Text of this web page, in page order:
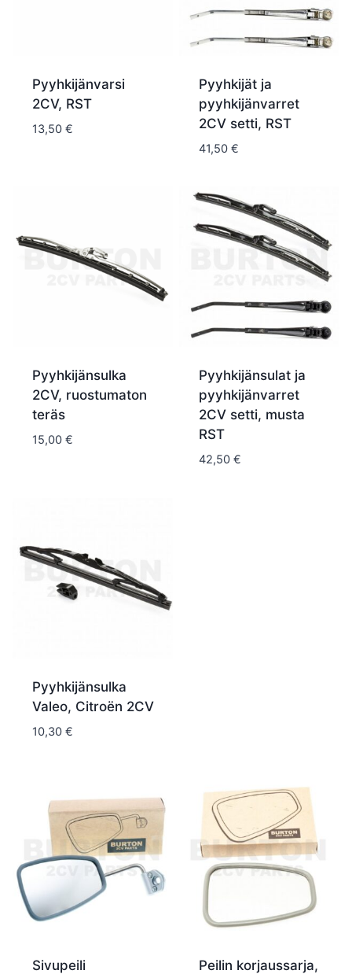
Pyyhkijänvarsi
2CV, RST
13,50 €
Pyyhkijät ja
pyyhkijänvarret
2CV setti, RST
41,50 €
Pyyhkijänsulka
2CV, ruostumaton
teräs
15,00 €
Pyyhkijänsulat ja
pyyhkijänvarret
2CV setti, musta
RST
42,50 €
Pyyhkijänsulka
Valeo, Citroën 2CV
10,30 €
Sivupeili
Peilin korjaussarja,